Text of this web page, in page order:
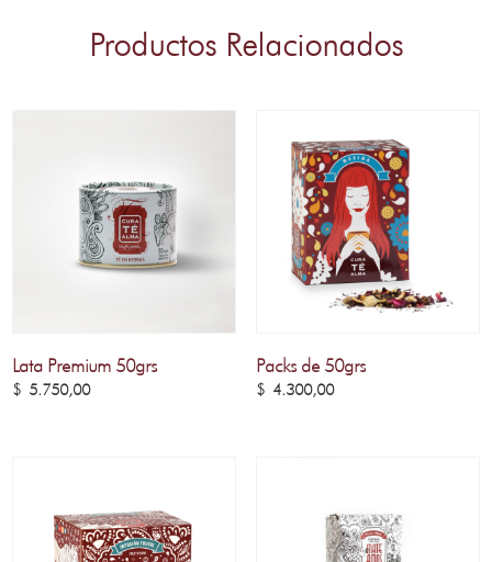
Productos Relacionados
Lata Premium 50grs
$ 5.750,00
Packs de 50grs
$4.300,00